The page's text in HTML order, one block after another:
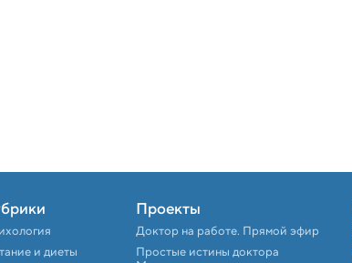
и диеты
Проекты
Доктор на работе. Прямой эфир
Простые истины доктора